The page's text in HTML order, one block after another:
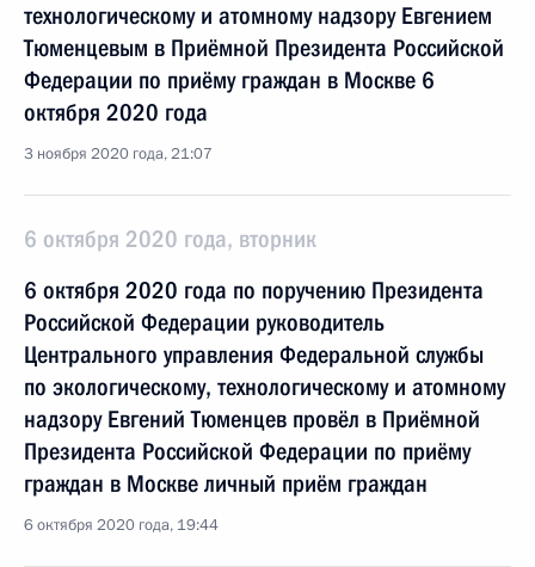
технологическому и атомному надзору Евгением
Тюменцевым в Приёмной Президента Российской
Федерации по приёму граждан в Москве 6
октября 2020 года
3 ноября 2020 года, 21:07
6 октября 2020 года, вторник
6 октября 2020 года по поручению Президента
Российской Федерации руководитель
Центрального управления Федеральной службы
по экологическому, технологическому и атомному
надзору Евгений Тюменцев провёл в Приёмной
Президента Российской Федерации по приёму
граждан в Москве личный приём граждан
6 октября 2020 года, 19:44